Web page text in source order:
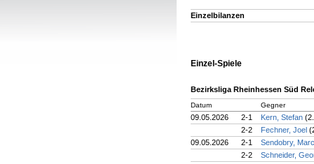
Einzelbilanzen
Einzel-Spiele
Bezirksliga Rheinhessen Süd
Datum Gegner
09.05.2026 2-1 Kern, Stefan
2-2
Fechner, Joel
09.05.2026
2-1
Sendobry,
2-2
Schneider,